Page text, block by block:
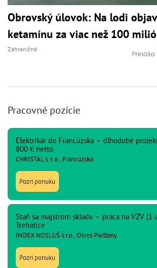
Obrovský úlovok: Na lodi
ketamínu za viac než 100
Zahraničné
Pracovné pozície
Elektrikár do Francúzska – dlhodobé
800 € netto
CHRISTAL s. r. o., Francúzsko
Pozri ponuku
Staň sa majstrom skladu – práca na VZV (1
Trebatice
INDEX NOSLUŠ s.r.o., Okres Piešťany
Pozri ponuku